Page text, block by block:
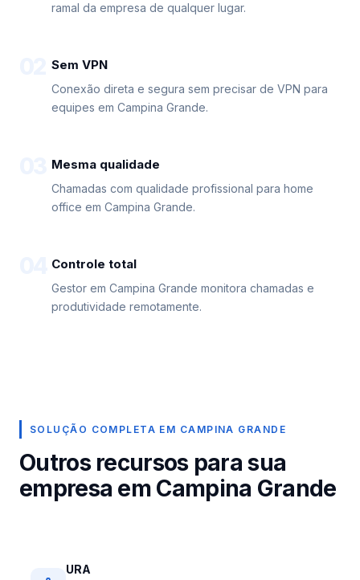
ramal da empresa de qualquer lugar.
Sem VPN
Conexão direta e segura sem precisar de VPN para
equipes em Campina Grande.
Mesma qualidade
Chamadas com qualidade profissional para home
office em Campina Grande.
Controle total
Gestor em Campina Grande monitora chamadas e
produtividade remotamente.
SOLUÇÃO COMPLETA EM CAMPINA GRANDE
Outros recursos para sua
empresa em Campina Grande
URA